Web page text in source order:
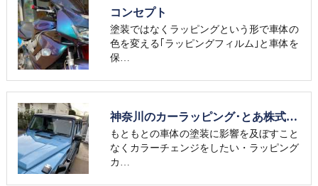
コンセプト
塗装ではなくラッピングという形で車体の
色を変える｢ラッピングフィルム｣と車体を
保…
神奈川のカーラッピング･とあ株式会社の口コミ情報
もともとの車体の塗装に影響を及ぼすこと
なくカラーチェンジをしたい・ラッピング
カ…